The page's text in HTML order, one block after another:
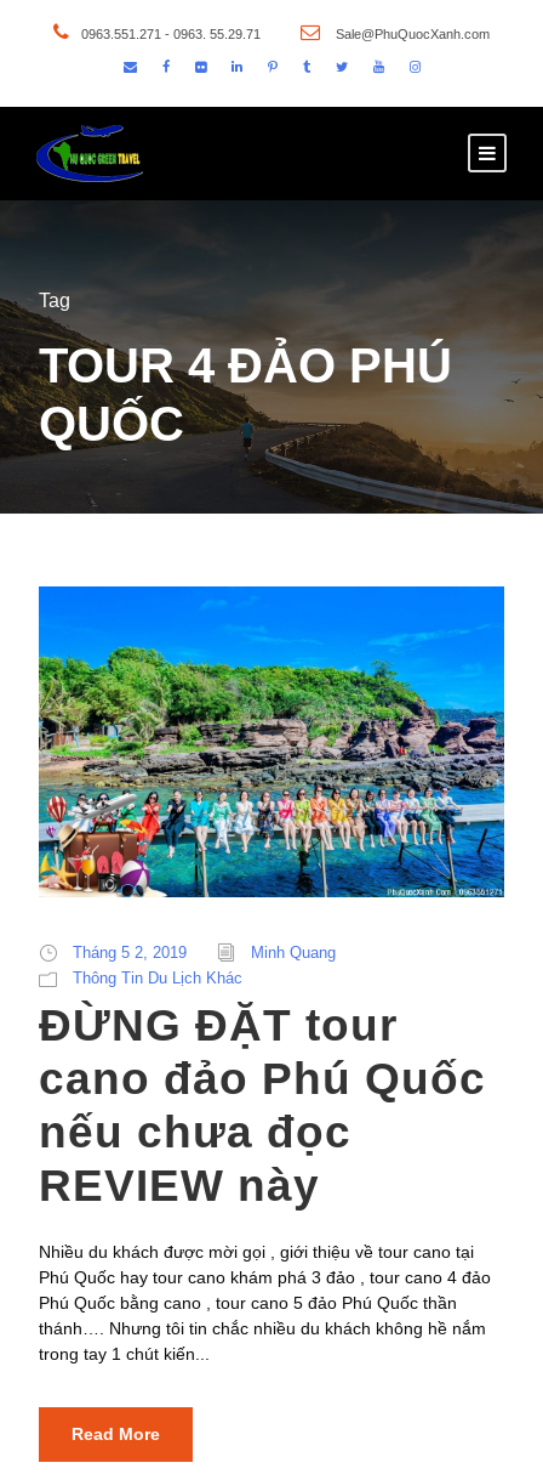
0963.551.271 - 0963. 55.29.71 Sale@PhuQuocXanh.com
Tag
TOUR 4 ĐẢO PHÚ
QUỐC
Tháng 5 2, 2019
Minh Quang
Thông Tin Du Lịch Khác
ĐỪNG ĐẶT tour
cano đảo Phú Quốc
nếu chưa đọc
REVIEW này
Nhiều du khách được mời gọi , giới thiệu về tour cano tại
Phú Quốc hay tour cano khám phá 3 đảo , tour cano 4 đảo
Phú Quốc bằng cano , tour cano 5 đảo Phú Quốc thần
thánh…. Nhưng tôi tin chắc nhiều du khách không hề nắm
trong tay 1 chút kiến...
Read More